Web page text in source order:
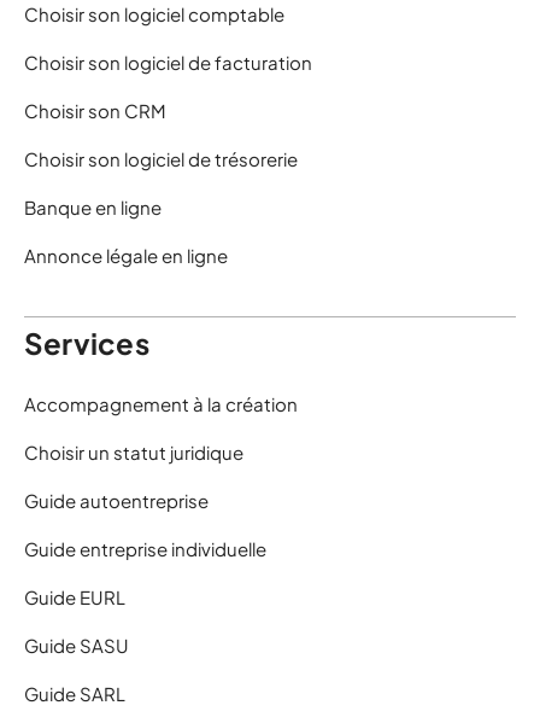
Choisir son logiciel comptable
Choisir son logiciel de facturation
Choisir son CRM
Choisir son logiciel de trésorerie
Banque en ligne
Annonce légale en ligne
Services
Accompagnement à la création
Choisir un statut juridique
Guide autoentreprise
Guide entreprise individuelle
Guide EURL
Guide SASU
Guide SARL